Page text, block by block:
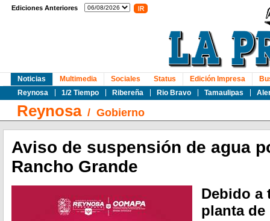
Ediciones Anteriores
Noticias
Reynosa
1/2 Tiempo Ribereña Rio Bravo Tamaulipas
Multimedia Sociales Status Edición Impresa
Reynosa/ Gobierno
Aviso de suspensión de agua
Rancho Grande
Debido a
planta de